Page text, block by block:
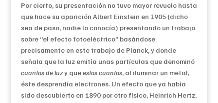
Por cierto, su presentación no tuvo mayor revuelo hasta
que hace su aparición Albert Einstein en 1905 (dicho
sea de paso, nadie lo conocía) presentando un trabajo
sobre “el efecto fotoeléctrico” basándose
precisamente en este trabajo de Planck, y donde
señala que la luz emitía unas partículas que denominó
cuantos de luzy queestos cuantos, al iluminar un metal,
éste desprendía electrones. Un efecto que ya había
sido descubierto en 1890 por otro físico, Heinrich Hertz,